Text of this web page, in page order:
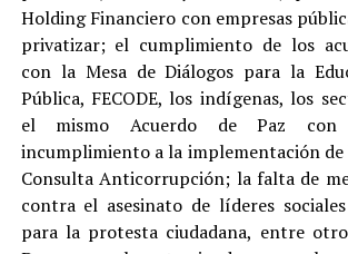
Holding Financiero con empresas
privatizar; el cumplimiento de los
con la Mesa de Diálogos para la
Pública, FECODE, los indígenas, los
el mismo Acuerdo de Paz
incumplimiento a la implementación
Consulta Anticorrupción; la falta de
contra el asesinato de líderes
para la protesta ciudadana, entre